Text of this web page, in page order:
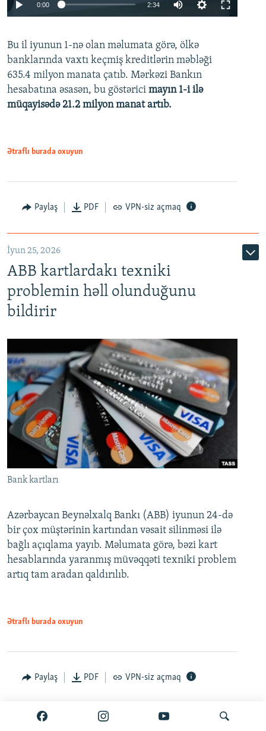
Auto 240p 360p 480p
720p 1080p
0:00 2:34
360p
480p
720p
Bu il iyunun 1-nə olan məlumata görə, ölkə
banklarında vaxtı keçmiş kreditlərin məbləği
635.4 milyon manata çatıb. Mərkəzi Bankın
hesabatına əsasən, bu göstərici mayın 1-i ilə
müqayisədə 21.2 milyon manat artıb.
Ətraflı burada oxuyun
Paylaş PDF VPN-siz açmaq
İyun 25, 2026
ABB kartlardakı texniki
problemin həll olunduğunu
bildirir
Bank kartları
Azərbaycan Beynəlxalq Bankı (ABB) iyunun 24-də
bir çox müştərinin kartından vəsait silinməsi ilə
bağlı açıqlama yayıb. Məlumata görə, bəzi kart
hesablarında yaranmış müvəqqəti texniki problem
artıq tam aradan qaldırılıb.
Ətraflı burada oxuyun
Paylaş PDF VPN-siz açmaq